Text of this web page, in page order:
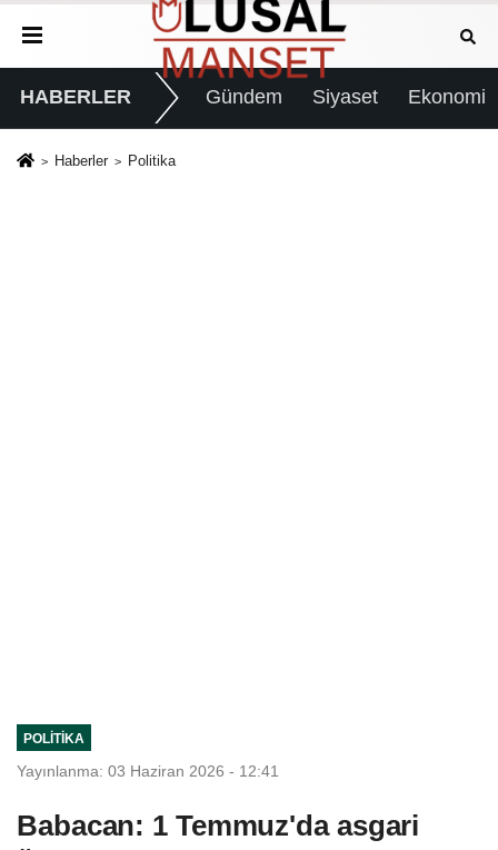
HABERLER Gündem Siyaset Ekonomi
Haberler Politika
POLITIKA
Yayınlanma: 03 Haziran 2026 - 12:41
Babacan: 1 Temmuz'da asgari